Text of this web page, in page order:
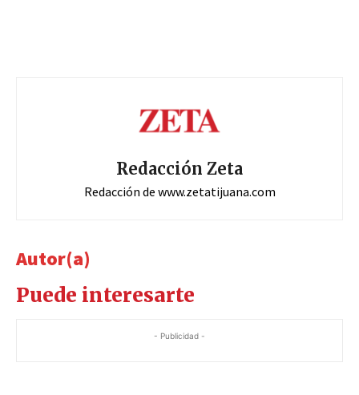
Redacción Zeta
Redacción de www.zetatijuana.com
Autor(a)
Puede interesarte
- Publicidad -